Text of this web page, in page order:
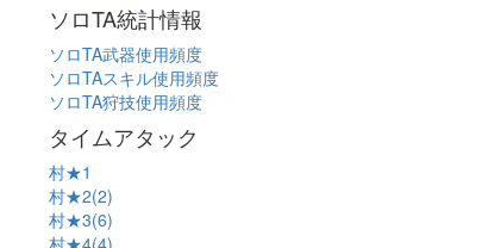
ソロTA統計情報
ソロTA武器使用頻度
ソロTAスキル使用頻度
ソロTA狩技使用頻度
タイムアタック
村★1
村★2(2)
村★3(6)
村★4(4)